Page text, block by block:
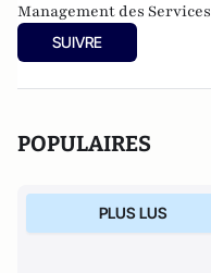
Management des
SUIVRE
POPULAIRES
PLUS LUS